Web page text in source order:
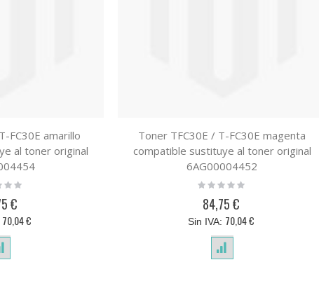
FC30E amarillo
al toner original
€
70,04 €
Toner TFC30E / T-FC30E magenta
compatible sustituye al toner original
6AG00004452
Rating:
84,75 €
70,04 €